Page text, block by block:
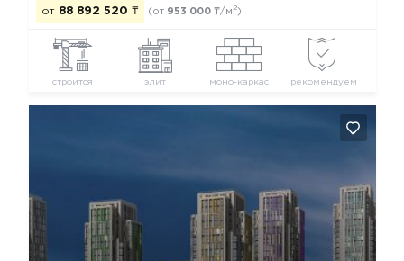
от 88 892 520 ₸ (от 953 000 ₸/м2)
строится элит моно-каркас рекомендуем